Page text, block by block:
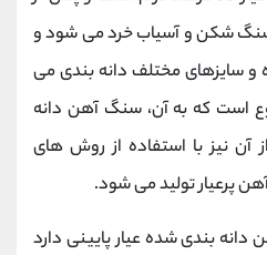
شکن و آسیاب خرد می شود و
و سایزهای مختلف دانه بندی می
است که به آن، سنگ آهن دانه
نیز با استفاده از روش های
پرعیار تولید می شود.
بندی شده عیار پایینی دارد